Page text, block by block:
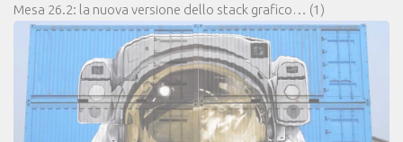
Mesa 26.2: la nuova versione dello stack grafico… (1)